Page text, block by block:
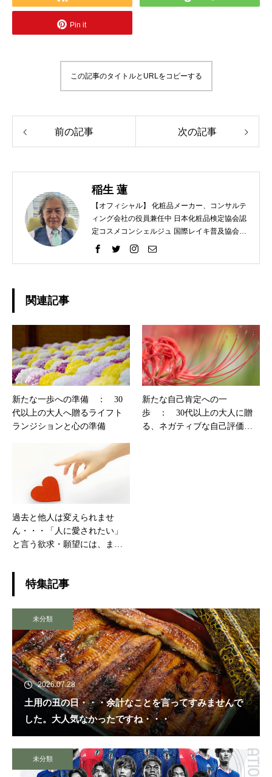
Pin it
この記事のタイトルとURLをコピーする
前の記事 次の記事
稲生 蓮
【オフィシャル】 化粧品メーカー、コンサルテ
ィング会社の役員兼任中 日本化粧品検定協会認
定コスメコンシェルジュ 国際レイキ普及協会認
定ティーチャー 【プライベート】 趣味 ラン
関連記事
新たな一歩への準備 ： 30
代以上の大人へ贈るライフト
ランジションと心の準備
新たな自己肯定への一
歩 ： 30代以上の大人に贈
る、ネガティブな自己評価か
過去と他人は変えられませ
ん・・・「人に愛されたい」
と言う欲求・願望には、まず
特集記事
未分類
2026.07.28
土用の丑の日・・・余計なことを言ってすみませんで
した。大人気なかったですね・・・
未分類